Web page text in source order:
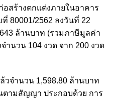
สร้างตกแต่งภายในอาคาร
80001/2562 ลงวันที่ 22
ล้านบาท (รวมภาษีมูลค่า
ำนวน 104 งวด จาก 200 งวด
จำนวน 1,598.80 ล้านบาท
ตามสัญญา ประกอบด้วย การ